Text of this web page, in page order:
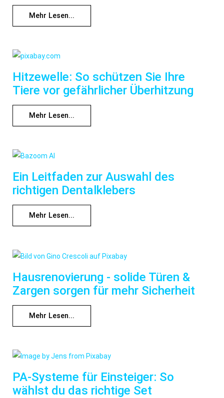
Mehr Lesen...
Hitzewelle: So schützen Sie Ihre
Tiere vor gefährlicher Überhitzung
Mehr Lesen...
Ein Leitfaden zur Auswahl des
richtigen Dentalklebers
Mehr Lesen...
Hausrenovierung - solide Türen &
Zargen sorgen für mehr Sicherheit
Mehr Lesen...
PA-Systeme für Einsteiger: So
wählst du das richtige Set